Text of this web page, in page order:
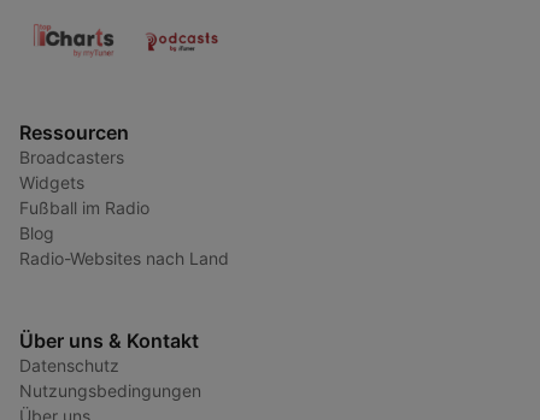
Ressourcen
Broadcasters
Widgets
Fußball im Radio
Blog
Radio-Websites nach Land
Über uns & Kontakt
Datenschutz
Nutzungsbedingungen
Über uns